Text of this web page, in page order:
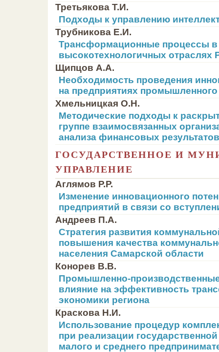
Третьякова Т.И.
Подходы к управлению
Трубникова Е.И.
Трансформационные процессы в
высокотехнологичных отраслях
Щипцов А.А.
Необходимость проведения
на предприятиях промышленного
Хмельницкая О.Н.
Методические подходы к
группе взаимосвязанных
анализа финансовых результатов
ГОСУДАРСТВЕННОЕ И
УПРАВЛЕНИЕ
Аглямов Р.Р.
Изменение инновационного
предприятий в связи со
Андреев П.А.
Стратегия развития
повышения качества
населения Самарской области
Конорев В.В.
Промышленно-
влияние на эффективность
экономики региона
Краскова Н.И.
Использование процедур
при реализации
малого и среднего